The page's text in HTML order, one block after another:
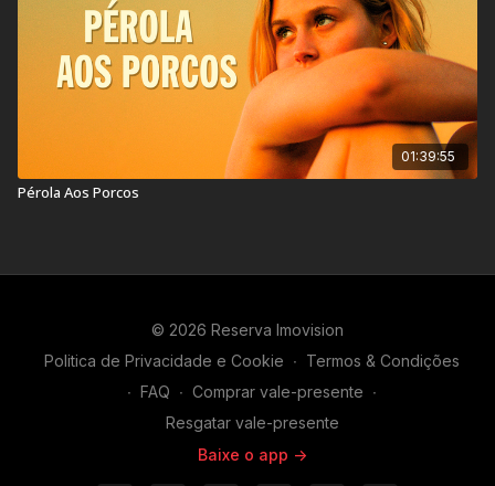
01:39:55
Pérola Aos Porcos
© 2026 Reserva Imovision
Politica de Privacidade e Cookie ∙ Termos & Condições
∙ FAQ ∙ Comprar vale-presente ∙
Resgatar vale-presente
Baixe o app ->